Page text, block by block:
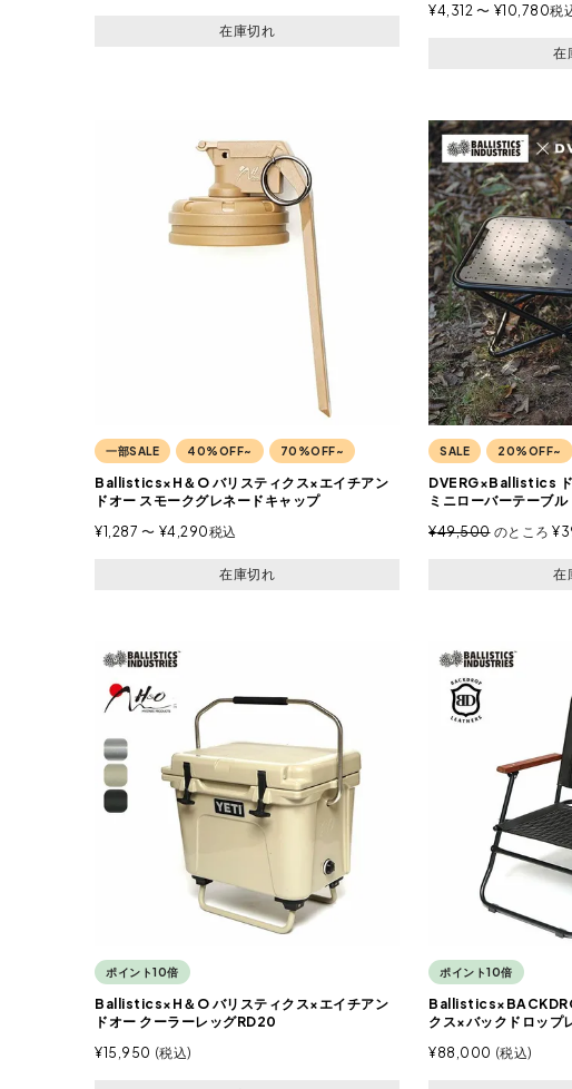
在庫切れ
¥4,312 〜 ¥10,780税
在
一部SALE 40%OFF~ 70%OFF~
Ballistics×H＆O バリスティクス×エイチアン
ドオー スモークグレネードキャップ
¥1,287 〜 ¥4,290税込
在庫切れ
SALE 20%OFF~
DVERG×Ballistics ド
ミニローバーテーブル
¥49,500 のところ ¥
在
ポイント10倍
Ballistics×H＆O バリスティクス×エイチアン
ドオー クーラーレッグRD20
¥15,950 税込
ポイント10倍
クス×バックドロップ
¥88,000 税込